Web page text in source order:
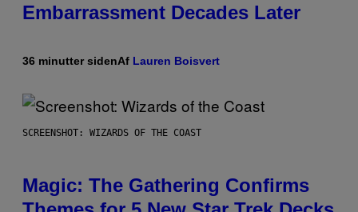
Embarrassment Decades Later
36 minutter sidenAf Lauren Boisvert
SCREENSHOT: WIZARDS OF THE COAST
Magic: The Gathering Confirms